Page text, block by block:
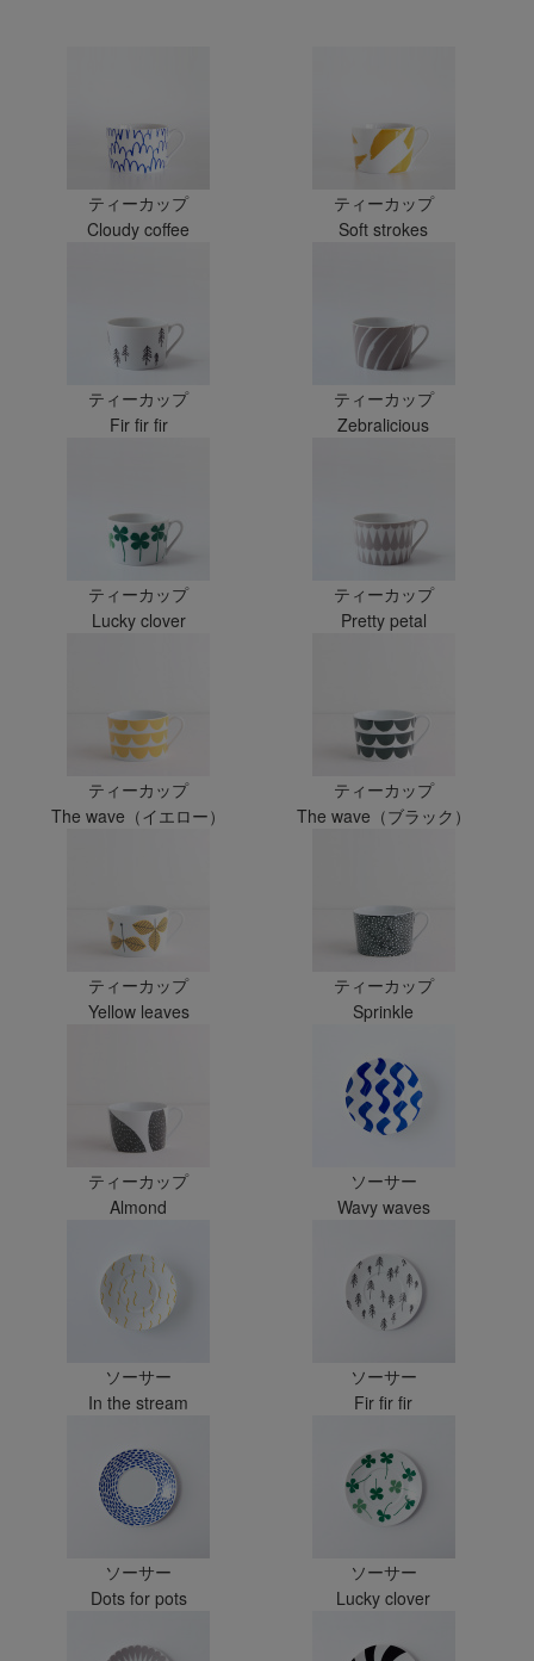
ティーカップ
Cloudy coffee
ティーカップ
Soft strokes
ティーカップ
Fir fir fir
ティーカップ
Zebralicious
ティーカップ
Lucky clover
ティーカップ
Pretty petal
ティーカップ
The wave（イエロー）
ティーカップ
The wave（ブラック）
ティーカップ
Yellow leaves
ティーカップ
Sprinkle
ティーカップ
Almond
ソーサー
Wavy waves
ソーサー
In the stream
ソーサー
Fir fir fir
ソーサー
Dots for pots
ソーサー
Lucky clover